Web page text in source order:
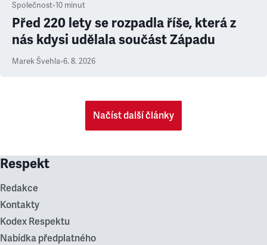
Společnost•10 minut
Před 220 lety se rozpadla říše, která z
nás kdysi udělala součást Západu
Marek Švehla•6. 8. 2026
Načíst další články
Respekt
Redakce
Kontakty
Kodex Respektu
Nabídka předplatného